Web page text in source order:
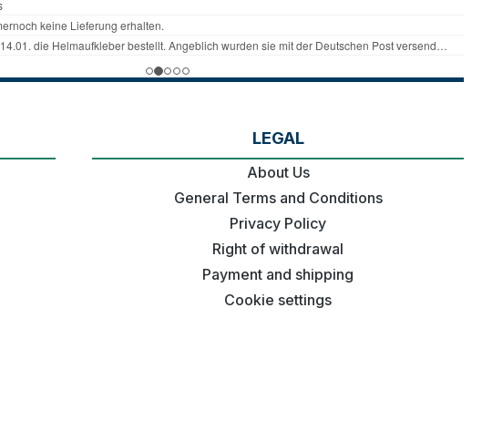
LEGAL
About Us
General Terms and Conditions
Privacy Policy
Right of withdrawal
Payment and shipping
Cookie settings